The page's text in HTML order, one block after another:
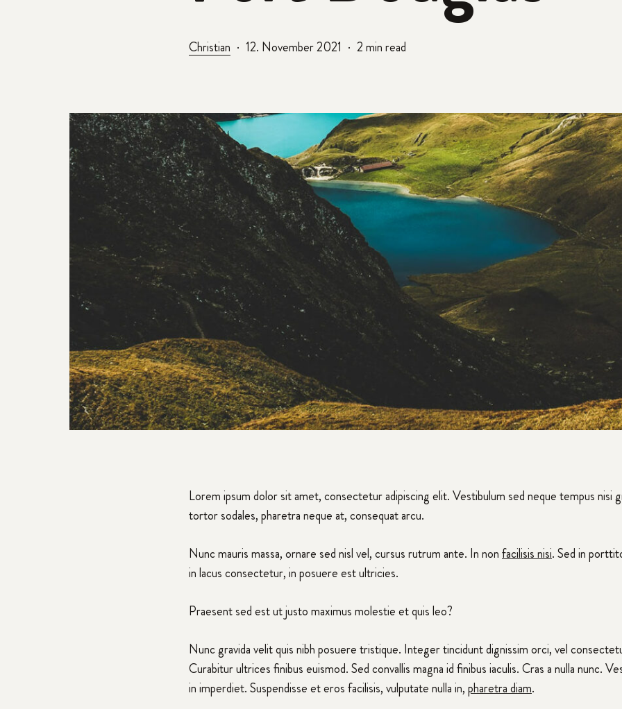
Christian 12. November 2021 2 min read
Lorem ipsum dolor sit amet, consectetur adipiscing elit. Vestibulum sed neque tempus nisi
tortor sodales, pharetra neque at, consequat arcu.
Nunc mauris massa, ornare sed nisl vel, cursus rutrum ante. In nonfacilisis nisi. Sed in
in lacus consectetur, in posuere est ultricies.
Praesent sed est ut justo maximus molestie et quis leo?
Nunc gravida velit quis nibh posuere tristique. Integer tincidunt dignissim orci, vel
Curabitur ultrices finibus euismod. Sed convallis magna id finibus iaculis. Cras a nulla nunc.
in imperdiet. Suspendisse et eros facilisis, vulputate nulla in,pharetra diam.